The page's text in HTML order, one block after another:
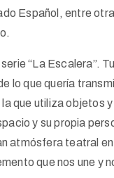
Español, entre
“La Escalera”.
lo que quería
que utiliza objetos
y su propia
atmósfera teatral
que nos une y